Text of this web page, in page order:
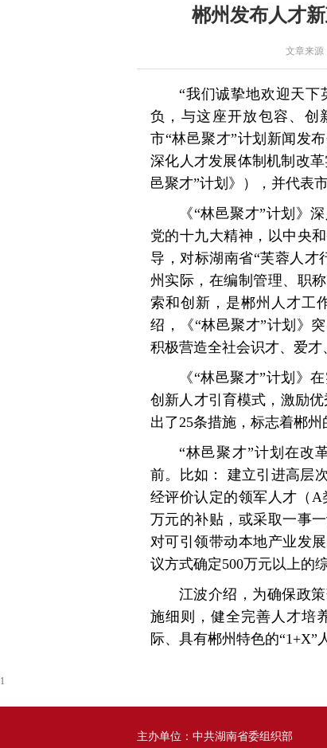
郴州发布人才
文章来源
“我们诚挚地欢迎天
负，与这座开放包容、创
市“林邑聚才”计划新闻发
深化人才发展体制机制改
邑聚才”计划》），并代表
《“林邑聚才”计划》
党的十九大精神，以中央
导，对标湖南省“芙蓉人才
州实际，在编制管理、职
索和创新，是郴州人才工
绍，《“林邑聚才”计划》
积极营造全社会识才、爱才
《“林邑聚才”计划》
创新人才引育模式，激励
出了25条措施，标志着郴
“林邑聚才”计划在改
前。比如： 建立引进高层
经评价认定的领军人才（A
万元的补贴，或采取一事
对可引领带动本地产业发
议方式确定500万元以上
江波介绍，为确保政
施细则，健全完善人才培
际、具有郴州特色的“1+X”
1
主办单位：中共湖南省委组织部